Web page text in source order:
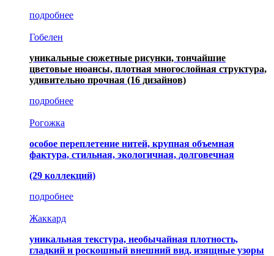
подробнее
Гобелен
уникальные сюжетные рисунки, тончайшие
цветовые нюансы, плотная многослойная структура,
удивительно прочная (16 дизайнов)
подробнее
Рогожка
особое переплетение нитей, крупная объемная
фактура, стильная, экологичная, долговечная
(29 коллекций)
подробнее
Жаккард
уникальная текстура, необычайная плотность,
гладкий и роскошный внешний вид, изящные узоры